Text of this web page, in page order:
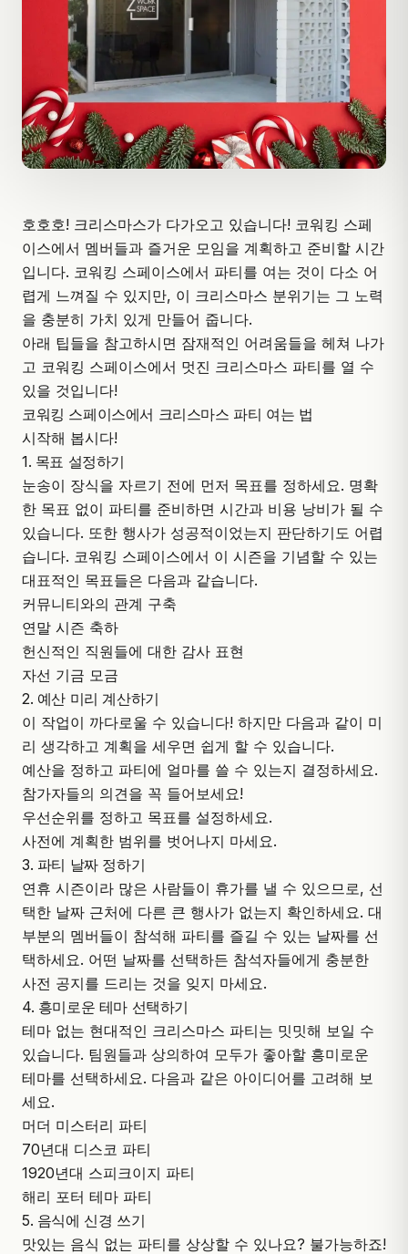
호호호! 크리스마스가 다가오고 있습니다! 코워킹 스페
이스에서 멤버들과 즐거운 모임을 계획하고 준비할 시간
입니다. 코워킹 스페이스에서 파티를 여는 것이 다소 어
렵게 느껴질 수 있지만, 이 크리스마스 분위기는 그 노력
을 충분히 가치 있게 만들어 줍니다.
아래 팁들을 참고하시면 잠재적인 어려움들을 헤쳐 나가
고 코워킹 스페이스에서 멋진 크리스마스 파티를 열 수
있을 것입니다!
코워킹 스페이스에서 크리스마스 파티 여는 법
시작해 봅시다!
1. 목표 설정하기
눈송이 장식을 자르기 전에 먼저 목표를 정하세요. 명확
한 목표 없이 파티를 준비하면 시간과 비용 낭비가 될 수
있습니다. 또한 행사가 성공적이었는지 판단하기도 어렵
습니다. 코워킹 스페이스에서 이 시즌을 기념할 수 있는
대표적인 목표들은 다음과 같습니다.
커뮤니티와의 관계 구축
연말 시즌 축하
헌신적인 직원들에 대한 감사 표현
자선 기금 모금
2. 예산 미리 계산하기
이 작업이 까다로울 수 있습니다! 하지만 다음과 같이 미
리 생각하고 계획을 세우면 쉽게 할 수 있습니다.
예산을 정하고 파티에 얼마를 쓸 수 있는지 결정하세요.
참가자들의 의견을 꼭 들어보세요!
우선순위를 정하고 목표를 설정하세요.
사전에 계획한 범위를 벗어나지 마세요.
3. 파티 날짜 정하기
연휴 시즌이라 많은 사람들이 휴가를 낼 수 있으므로, 선
택한 날짜 근처에 다른 큰 행사가 없는지 확인하세요. 대
부분의 멤버들이 참석해 파티를 즐길 수 있는 날짜를 선
택하세요. 어떤 날짜를 선택하든 참석자들에게 충분한
사전 공지를 드리는 것을 잊지 마세요.
4. 흥미로운 테마 선택하기
테마 없는 현대적인 크리스마스 파티는 밋밋해 보일 수
있습니다. 팀원들과 상의하여 모두가 좋아할 흥미로운
테마를 선택하세요. 다음과 같은 아이디어를 고려해 보
세요.
머더 미스터리 파티
70년대 디스코 파티
1920년대 스피크이지 파티
해리 포터 테마 파티
5. 음식에 신경 쓰기
맛있는 음식 없는 파티를 상상할 수 있나요? 불가능하죠!